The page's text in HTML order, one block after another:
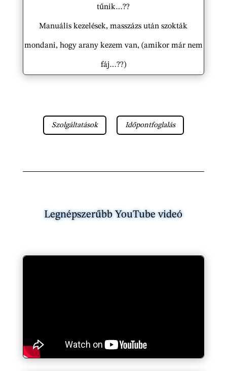
tűnik…??
Manuális kezelések, masszázs után szokták
mondani, hogy arany kezem van, (amikor már nem
fáj…??)
Szolgáltatások Időpontfoglalás
Legnépszerűbb YouTube videó